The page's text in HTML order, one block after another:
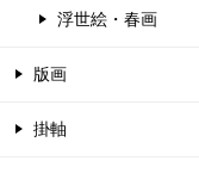
浮世絵・春画
版画
掛軸